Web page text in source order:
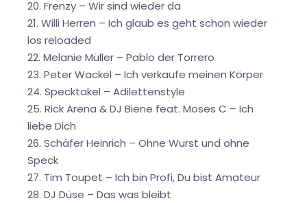
20. Frenzy – Wir sind wieder da
21. Willi Herren – Ich glaub es geht schon wieder
los reloaded
22. Melanie Müller – Pablo der Torrero
23. Peter Wackel – Ich verkaufe meinen Körper
24. Specktakel – Adilettenstyle
25. Rick Arena & DJ Biene feat. Moses C – Ich
liebe Dich
26. Schäfer Heinrich – Ohne Wurst und ohne
Speck
27. Tim Toupet – Ich bin Profi, Du bist Amateur
28. DJ Düse – Das was bleibt